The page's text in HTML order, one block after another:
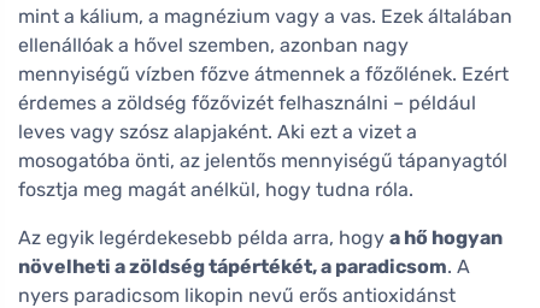
mint a kálium, a magnézium vagy a vas. Ezek általában
ellenállóak a hővel szemben, azonban nagy
mennyiségű vízben főzve átmennek a főzőlének. Ezért
érdemes a zöldség főzővizét felhasználni – például
leves vagy szósz alapjaként. Aki ezt a vizet a
mosogatóba önti, az jelentős mennyiségű tápanyagtól
fosztja meg magát anélkül, hogy tudna róla.
Az egyik legérdekesebb példa arra, hogy a hő hogyan
növelheti a zöldség tápértékét, a paradicsom. A
nyers paradicsom likopin nevű erős antioxidánst